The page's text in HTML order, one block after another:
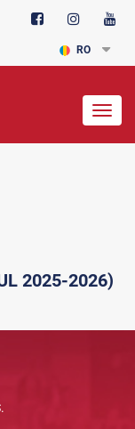
RO
2025-2026)